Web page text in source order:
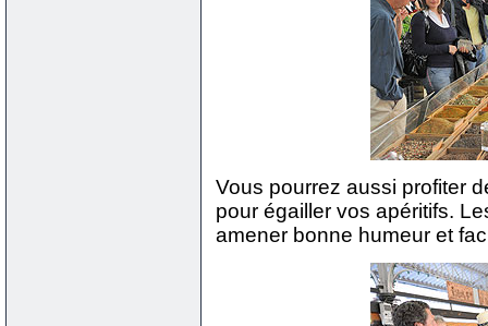
Vous pourrez aussi profiter
pour égailler vos apéritifs.
amener bonne humeur et